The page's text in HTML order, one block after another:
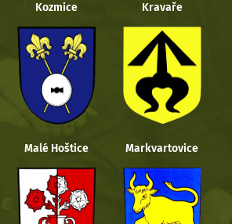
Kozmice Kravaře
Malé Hoštice Markvartovice